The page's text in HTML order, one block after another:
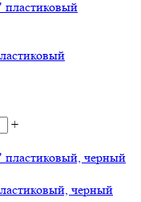
+
черный